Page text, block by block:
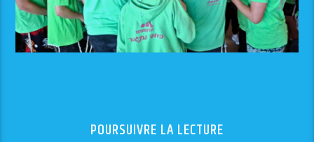
POURSUIVRE LA LECTURE